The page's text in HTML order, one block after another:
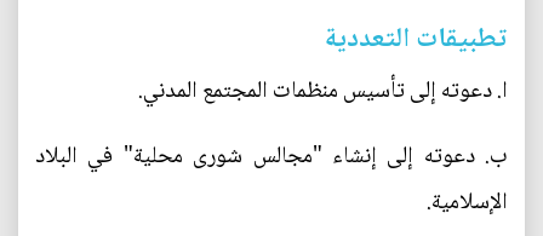
تطبيقات التعددية
ا. دعوته إلى تأسيس منظمات المجتمع المدني.
ب. دعوته إلى إنشاء "مجالس شورى محلية" في البلاد
الإسلامية.